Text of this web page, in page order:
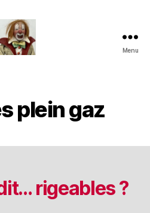
Collection
Menu
plein gaz
rigeables ?